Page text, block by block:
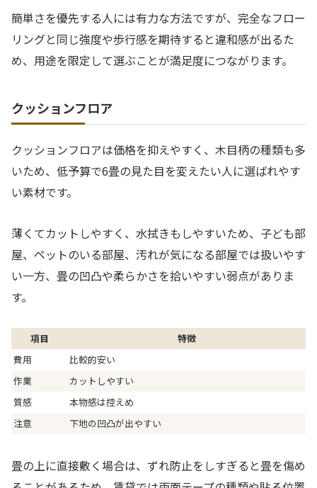
簡単さを優先する人には有力な方法ですが、完全なフロー
リングと同じ強度や歩行感を期待すると違和感が出るた
め、用途を限定して選ぶことが満足度につながります。
クッションフロア
クッションフロアは価格を抑えやすく、木目柄の種類も多
いため、低予算で6畳の見た目を変えたい人に選ばれやす
い素材です。
薄くてカットしやすく、水拭きもしやすいため、子ども部
屋、ペットのいる部屋、汚れが気になる部屋では扱いやす
い一方、畳の凹凸や柔らかさを拾いやすい弱点がありま
す。
項目
特徴
費用
比較的安い
作業
カットしやすい
質感
本物感は控えめ
注意
下地の凹凸が出やすい
畳の上に直接敷く場合は、ずれ防止をしすぎると畳を傷め